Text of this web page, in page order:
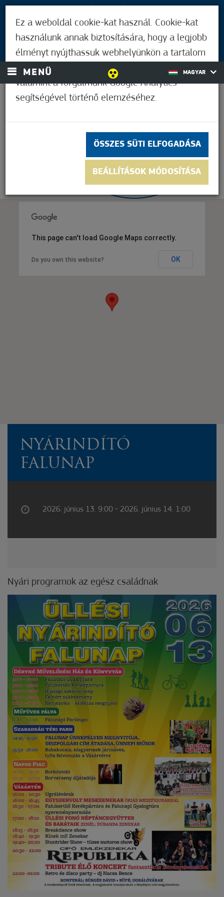
BEJELENTKEZÉS
MENÜ MAGYAR
This page can't load Google Maps correctly.
Do you own this website? OK
NYÁRINDÍTÓ
FALUNAP
2026. június 13. 9:00 - 2026. június 14. 1:00
Nyári programok az egész családnak
Ez a weboldal cookie-kat használ. Cookie-kat
használunk annak biztosítására, hogy a legjobb
élményt nyújthassuk webhelyünkön a tartalom
és a hirdetések személyre szabásához,
valamint a forgalmunk Google Analytics
segítségével történő elemzéséhez.
ÖSSZES SÜTI ELFOGADÁSA
BEÁLLÍTÁSOK MÓDOSÍTÁSA